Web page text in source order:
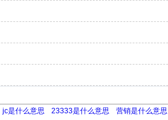
jc是什么意思 23333是什么意思 营销是什么意思